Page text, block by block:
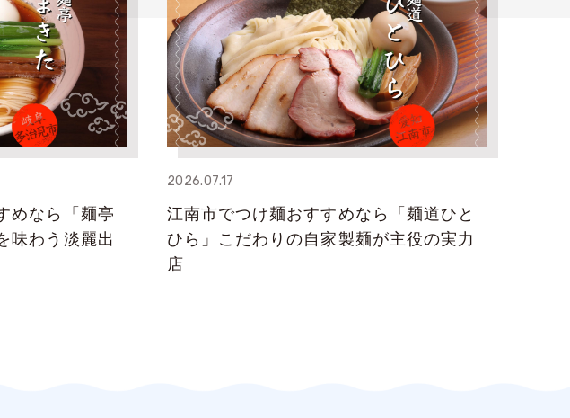
めなら「麺亭
味わう淡麗出
2026.07.17
江南市でつけ麺おすすめなら「麺道ひと
ひら」こだわりの自家製麺が主役の実力
店